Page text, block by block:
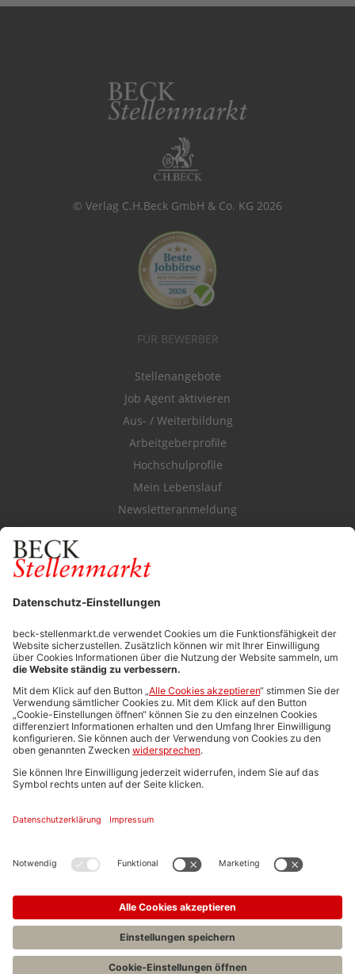
© Verlag C.H.Beck GmbH & Co. KG 2026
FÜR BEWERBER
Stellenangebote
Job Agent aktivieren
Aus- / Weiterbildung
Arbeitgeberprofile
Hochschulprofile
Mein Lebenslauf
Newsletteranmeldung
Durchsuchen Sie den Stellenkatalog
FÜR ARBEITGEBER
Stellenmarktpreise
Anzeigen-AGB
Media-Daten
Newsletteranmeldung
Produktübersicht
ALLGEMEIN
FAQs
Impressum
Stellenangebote C.H.BECK